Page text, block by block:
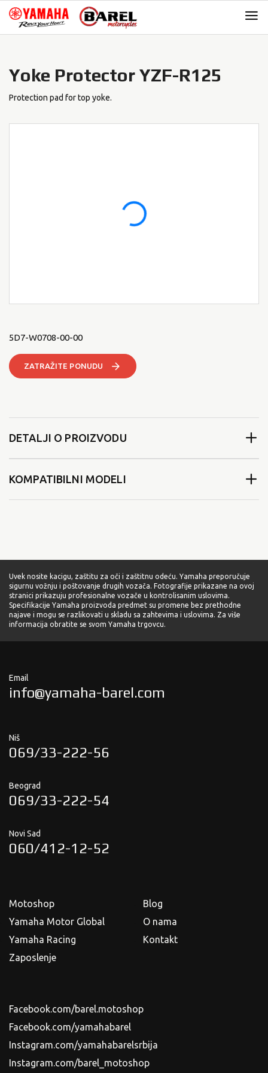
Skip
navigation
Skip
content
Yoke Protector YZF-R125
Protection pad for top yoke.
5D7-W0708-00-00
ZATRAŽITE PONUDU
DETALJI O PROIZVODU
KOMPATIBILNI MODELI
Uvek nosite kacigu, zaštitu za oči i zaštitnu odeću. Yamaha preporučuje
sigurnu vožnju i poštovanje drugih vozača. Fotografije prikazane na ovoj
stranici prikazuju profesionalne vozače u kontrolisanim uslovima.
Specifikacije Yamaha proizvoda predmet su promene bez prethodne
najave i mogu se razlikovati u skladu sa zahtevima i uslovima. Za više
informacija obratite se svom Yamaha trgovcu.
Email
info@yamaha-barel.com
Niš
069/33-222-56
Beograd
069/33-222-54
Novi Sad
060/412-12-52
Motoshop
Yamaha Motor Global
Yamaha Racing
Zaposlenje
Blog
O nama
Kontakt
Facebook.com/barel.motoshop
Facebook.com/yamahabarel
Instagram.com/yamahabarelsrbija
Instagram.com/barel_motoshop